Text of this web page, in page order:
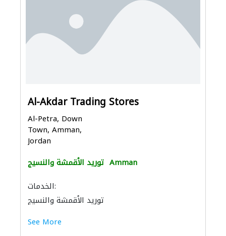
Al-Akdar Trading Stores
Al-Petra, Down
Town, Amman,
Jordan
توريد الأقمشة والنسيج Amman
الخدمات:
توريد الأقمشة والنسيج
See More